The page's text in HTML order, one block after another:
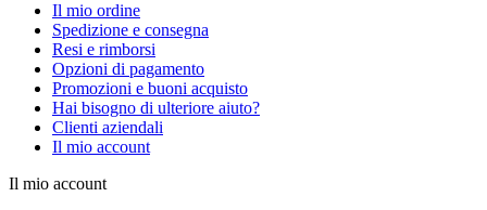
Il mio ordine
Spedizione e consegna
Resi e rimborsi
Opzioni di pagamento
Promozioni e buoni acquisto
Hai bisogno di ulteriore aiuto?
Clienti aziendali
Il mio account
Il mio account